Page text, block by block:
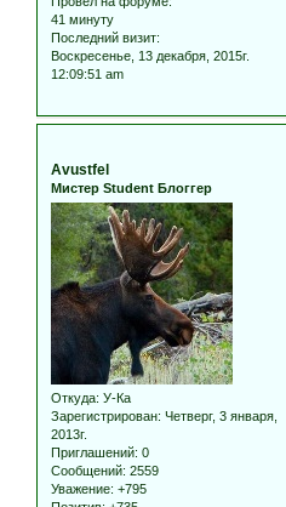
41 минуту
Последний визит:
Воскресенье, 13 декабря, 2015г.
12:09:51 am
Avustfel
Мистер Student Блоггер
Откуда: У-Ка
Зарегистрирован: Четверг, 3 января,
2013г.
Приглашений: 0
Сообщений: 2559
Уважение: +795